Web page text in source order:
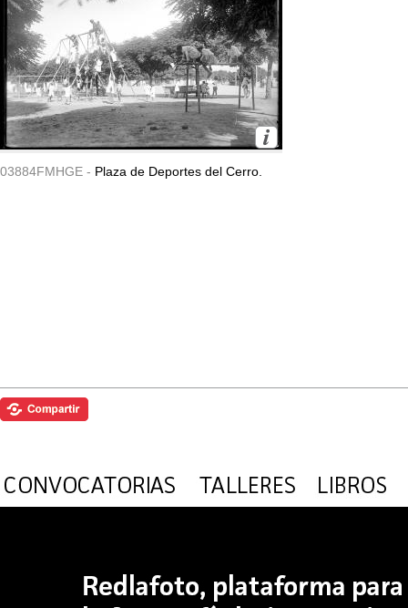
03884FMHGE - Plaza de Deportes del Cerro.